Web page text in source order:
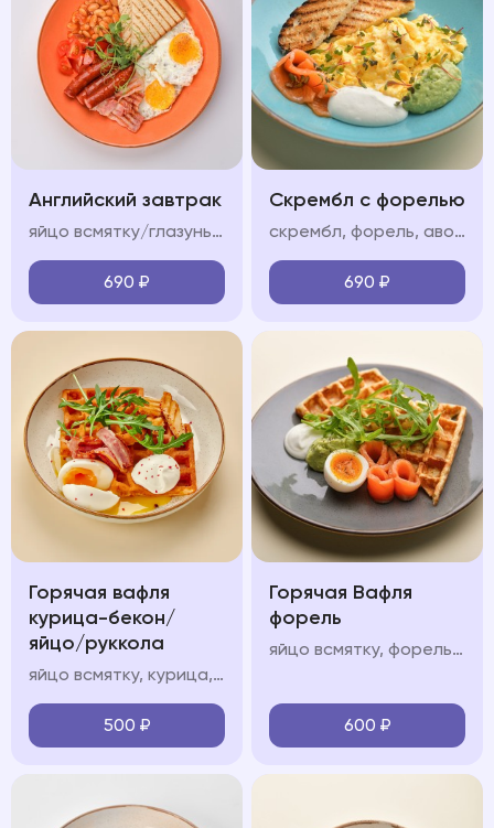
Английский завтрак
яйцо всмятку/глазунья, бекон, колбаски, фасоль в томатном соусе, помидор, тосты
690 ₽
Скрембл с форелью
скрембл, форель, авокадо мусс, крем фреш, пармезан/тосты
690 ₽
Горячая вафля
курица-бекон/
яйцо/руккола
яйцо всмятку, курица, авокадо мусс, крем фреш, руккола
500 ₽
Горячая Вафля
форель
яйцо всмятку, форель, авокадо мусс, крем фреш, руккола
600 ₽